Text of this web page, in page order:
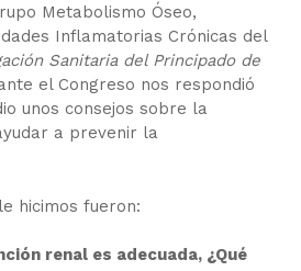
Metabolismo Óseo,
Inflamatorias Crónicas del
Sanitaria del Principado de
el Congreso nos respondió
unos consejos sobre la
a prevenir la
hicimos fueron:
renal es adecuada, ¿Qué